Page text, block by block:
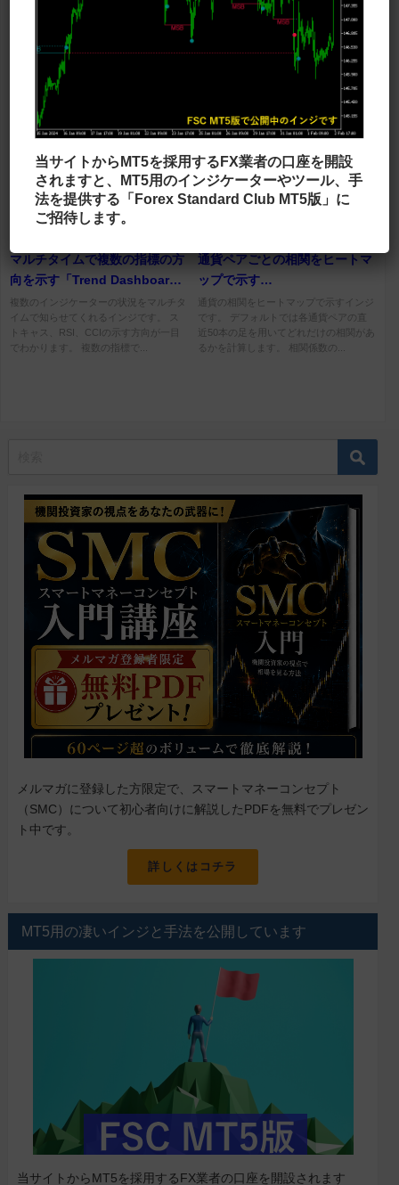
移動平均線タイプ
RSIOMAをメインチャートに表
示する「Rsioma-on-chart」
RSIをベースとしたオシレーターである
RSIOMAをメインチャート部分に表示す
るインジです。 ボリバンのようなバン
ドと、RSIOMAが色の変...
ラインタイプ
1週間の値幅を予測する
「WEEKLY RANGER」
前週の値動きから、当週のサポレジライ
ンやレンジを示すインジです。 週の始
値のレートが白いレート（0.0%）で、
その上下のラインがサポレジライ...
マルチタイムで複数の指標の方
向を示す「Trend Dashboard
Indicator」
複数のインジケーターの状況をマルチタ
イムで知らせてくれるインジです。 ス
トキャス、RSI、CCIの示す方向が一目
でわかります。 複数の指標で...
通貨ペアごとの相関をヒートマ
ップで示す
「CorrelationMatrixDashboard」
通貨の相関をヒートマップで示すインジ
です。 デフォルトでは各通貨ペアの直
近50本の足を用いてどれだけの相関があ
るかを計算します。 相関係数の...
メルマガに登録した方限定で、スマートマネーコンセプト
（SMC）について初心者向けに解説したPDFを無料でプレゼン
ト中です。
詳しくはコチラ
MT5用の凄いインジと手法を公開しています
当サイトからMT5を採用するFX業者の口座を開設されます
当サイトからMT5を採用するFX業者の口座を開設
されますと、MT5用のインジケーターやツール、手
法を提供する「Forex Standard Club MT5版」に
ご招待します。